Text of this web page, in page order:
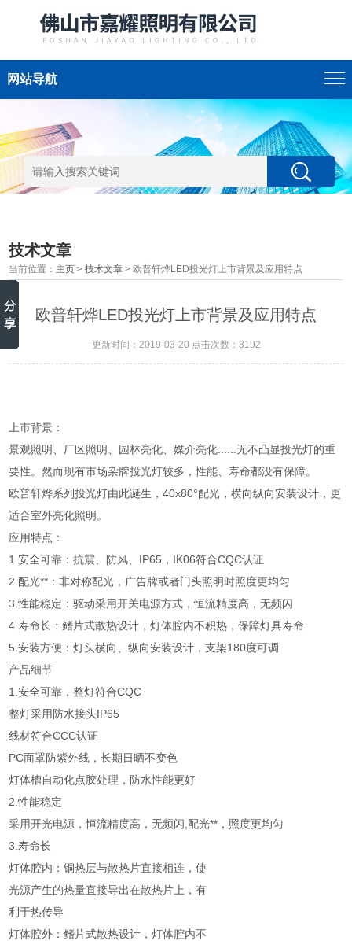
网站导航
技术文章
当前位置： 主页 >技术文章 > 欧普轩烨LED投光灯上市背景及应用特点
欧普轩烨LED投光灯上市背景及应用特点
更新时间：2019-03-20 点击次数：3192
上市背景：
景观照明、厂区照明、园林亮化、媒介亮化......无不凸显投光灯的重
要性。然而现有市场杂牌投光灯较多，性能、寿命都没有保障。
欧普轩烨系列投光灯由此诞生，40x80°配光，横向纵向安装设计，更
适合室外亮化照明。
应用特点：
1.安全可靠：抗震、防风、IP65，IK06符合CQC认证
2.配光**：非对称配光，广告牌或者门头照明时照度更均匀
3.性能稳定：驱动采用开关电源方式，恒流精度高，无频闪
4.寿命长：鳍片式散热设计，灯体腔内不积热，保障灯具寿命
5.安装方便：灯头横向、纵向安装设计，支架180度可调
产品细节
1.安全可靠，整灯符合CQC
整灯采用防水接头IP65
线材符合CCC认证
PC面罩防紫外线，长期日晒不变色
灯体槽自动化点胶处理，防水性能更好
2.性能稳定
采用开光电源，恒流精度高，无频闪,配光**，照度更均匀
3.寿命长
灯体腔内：铜热层与散热片直接相连，使
光源产生的热量直接导出在散热片上，有
利于热传导
灯体腔外：鳍片式散热设计，灯体腔内不